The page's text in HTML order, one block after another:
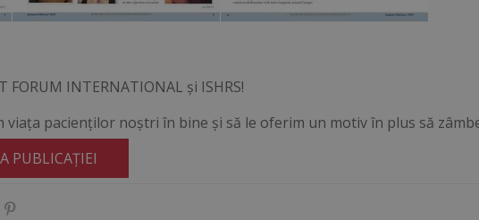
FORUM INTERNATIONAL şi ISHRS!
viaţa pacienţilor noştri în bine şi să le oferim un motiv în plus să
PUBLICAŢIEI